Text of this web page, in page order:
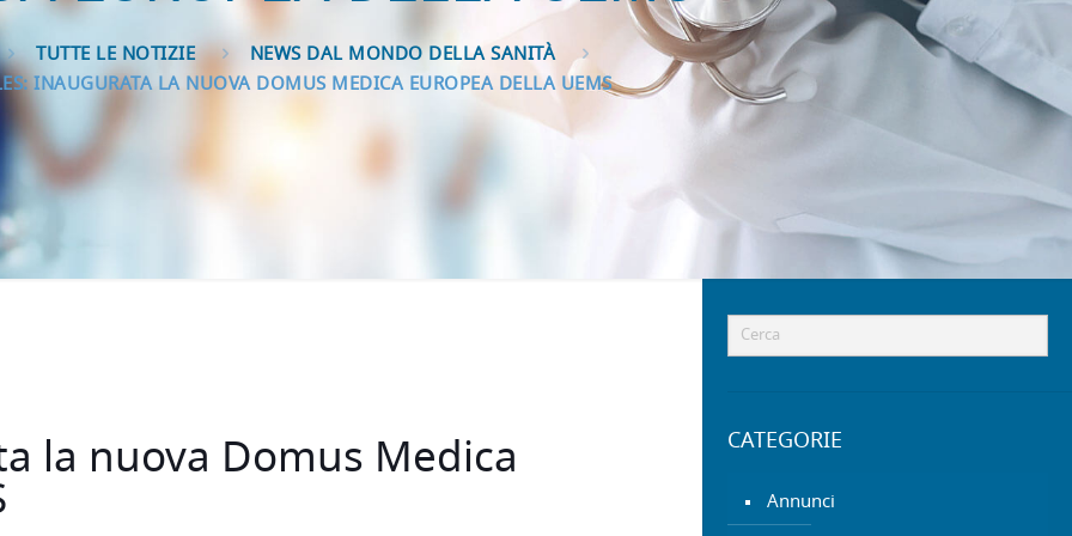
TUTTE LE NOTIZIE
NEWS DAL MONDO DELLA SANITÀ
INAUGURATA LA NUOVA DOMUS MEDICA EUROPEA DELLA UEMS
la nuova Domus Medica
CATEGORIE
Annunci